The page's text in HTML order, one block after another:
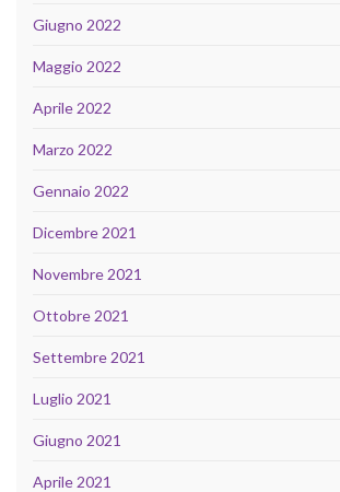
Giugno 2022
Maggio 2022
Aprile 2022
Marzo 2022
Gennaio 2022
Dicembre 2021
Novembre 2021
Ottobre 2021
Settembre 2021
Luglio 2021
Giugno 2021
Aprile 2021